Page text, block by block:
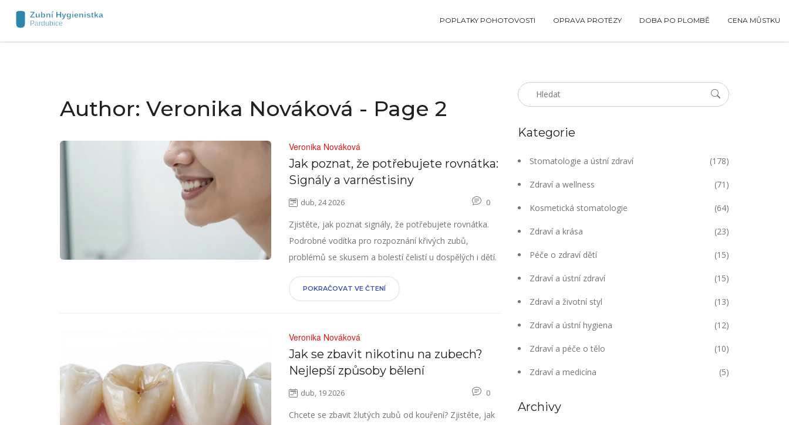
POPLATKY POHOTOVOSTI OPRAVA PROTÉZY DOBA PO PLOMBĚ CENA MŮSTKU
Author: Veronika Nováková - Page 2
Veronika Nováková
Jak poznat, že potřebujete rovnátka:
Signály a varnéstisiny
dub, 24 2026 0
Zjistěte, jak poznat signály, že potřebujete rovnátka.
Podrobné vodítka pro rozpoznání křivých zubů,
problémů se skusem a bolestí čelistí u dospělých i dětí.
POKRAČOVAT VE ČTENÍ
Veronika Nováková
Jak se zbavit nikotinu na zubech?
Nejlepší způsoby bělení
dub, 19 2026 0
Chcete se zbavit žlutých zubů od kouření? Zjistěte, jak
Kategorie
Stomatologie a ústní zdraví (178)
Zdraví a wellness (71)
Kosmetická stomatologie (64)
Zdraví a krása (23)
Péče o zdraví dětí (15)
Zdraví a ústní zdraví (15)
Zdraví a životní styl (13)
Zdraví a ústní hygiena (12)
Zdraví a péče o tělo (10)
Zdraví a medicína (5)
Archivy